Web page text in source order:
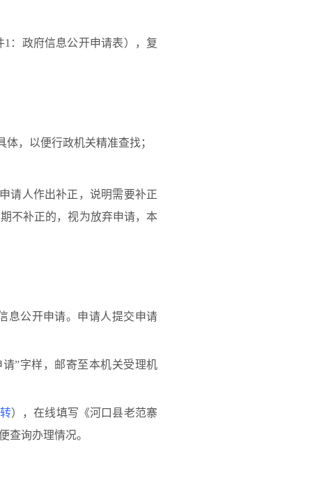
：政府信息公开申请表），复
，以便行政机关精准查找；
人作出补正，说明需要补正
不补正的，视为放弃申请，本
息公开申请。申请人提交申请
”字样，邮寄至本机关受理机
），在线填写《河口县老范寨
查询办理情况。